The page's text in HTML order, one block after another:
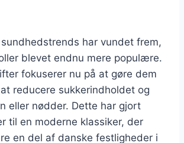
har vundet frem,
blevet endnu mere populære.
fokuserer nu på at gøre dem
reducere sukkerindholdet og
eller nødder. Dette har gjort
til en moderne klassiker, der
en del af danske festligheder i